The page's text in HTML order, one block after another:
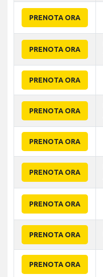
PRENOTA ORA
PRENOTA ORA
PRENOTA ORA
PRENOTA ORA
PRENOTA ORA
PRENOTA ORA
PRENOTA ORA
PRENOTA ORA
PRENOTA ORA